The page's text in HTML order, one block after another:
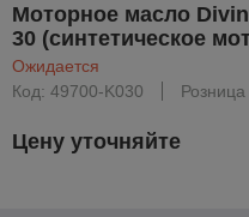
Моторное масло
30 (синтетическое
Ожидается
Код: 49700-K030
Розница
Цену уточняйте